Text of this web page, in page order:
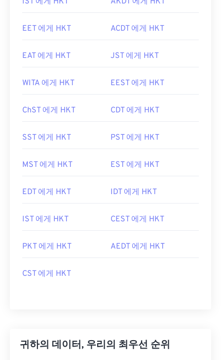
EET 에게 HKT ACDT 에게 HKT
EAT 에게 HKT JST 에게 HKT
WITA 에게 HKT EEST 에게 HKT
ChST 에게 HKT CDT 에게 HKT
SST 에게 HKT PST 에게 HKT
MST 에게 HKT EST 에게 HKT
EDT 에게 HKT IDT 에게 HKT
IST 에게 HKT CEST 에게 HKT
PKT 에게 HKT AEDT 에게 HKT
CST 에게 HKT
귀하의 데이터, 우리의 최우선 순위